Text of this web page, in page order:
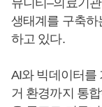
뮤니티–의료기
생태계를 구축하
하고 있다.
AI와 빅데이터를
거 환경까지 통